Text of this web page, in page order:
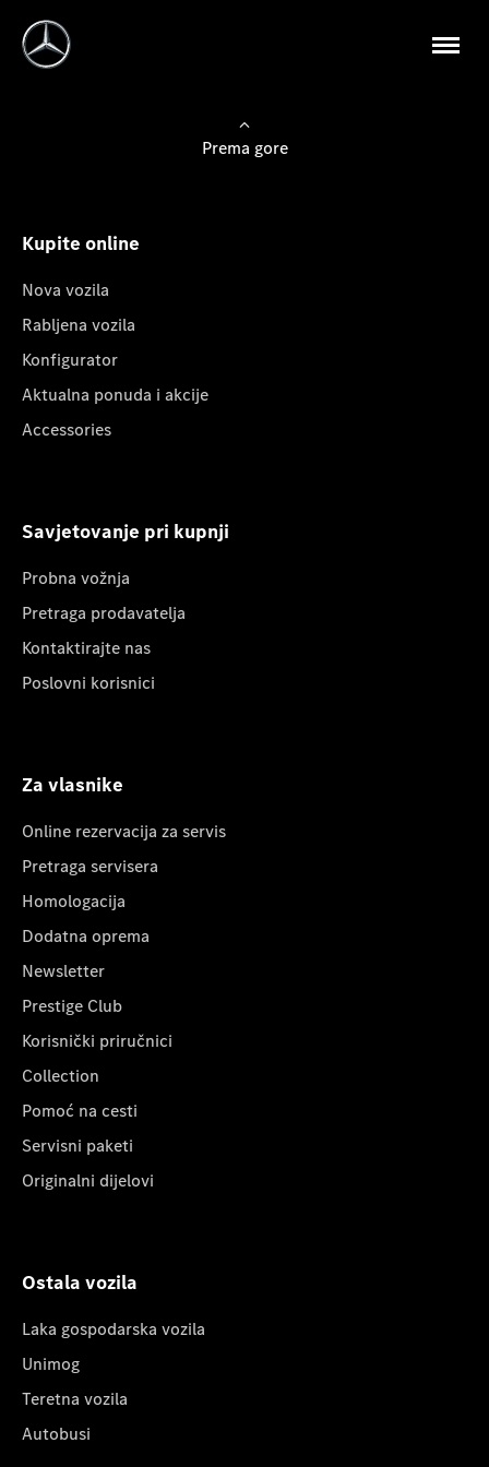
Prema gore
Kupite online
Nova vozila
Rabljena vozila
Konfigurator
Aktualna ponuda i akcije
Accessories
Savjetovanje pri kupnji
Probna vožnja
Pretraga prodavatelja
Kontaktirajte nas
Poslovni korisnici
Za vlasnike
Online rezervacija za servis
Pretraga servisera
Homologacija
Dodatna oprema
Newsletter
Prestige Club
Korisnički priručnici
Collection
Pomoć na cesti
Servisni paketi
Originalni dijelovi
Ostala vozila
Laka gospodarska vozila
Unimog
Teretna vozila
Autobusi